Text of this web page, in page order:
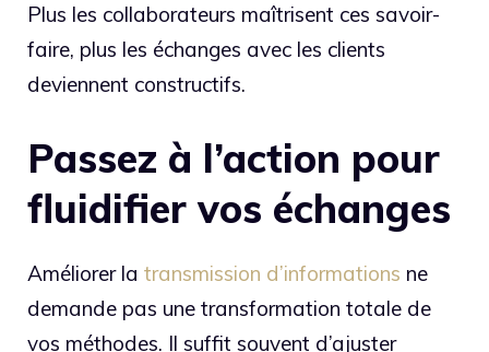
Plus les collaborateurs maîtrisent ces savoir-
faire, plus les échanges avec les clients
deviennent constructifs.
Passez à l’action pour
fluidifier vos échanges
Améliorer la transmission d’informations ne
demande pas une transformation totale de
vos méthodes. Il suffit souvent d’ajuster